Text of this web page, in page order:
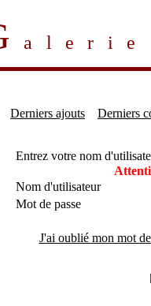
Derniers ajouts Derniers
Entrez votre nom
Nom d'utilisateur
Mot de passe
J'ai oublié mon mot de